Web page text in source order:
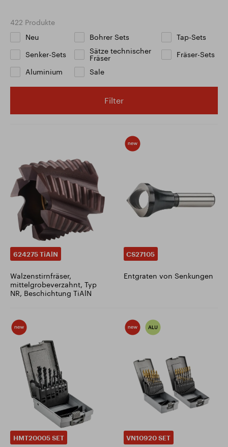
422 Produkte
Neu
Bohrer Sets
Tap-Sets
Senker-Sets
Sätze technischer
Fräser
Fräser-Sets
Aluminium
Sale
Filter
624275 TiAlN
Walzenstirnfräser,
mittelgrobeverzahnt, Typ
NR, Beschichtung TiAlN
CS27105
Entgraten von Senkungen
HMT20005 SET VN10920 SET